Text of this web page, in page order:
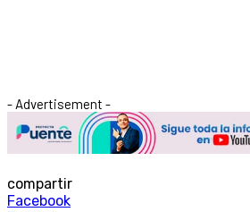
- Advertisement -
compartir
Facebook